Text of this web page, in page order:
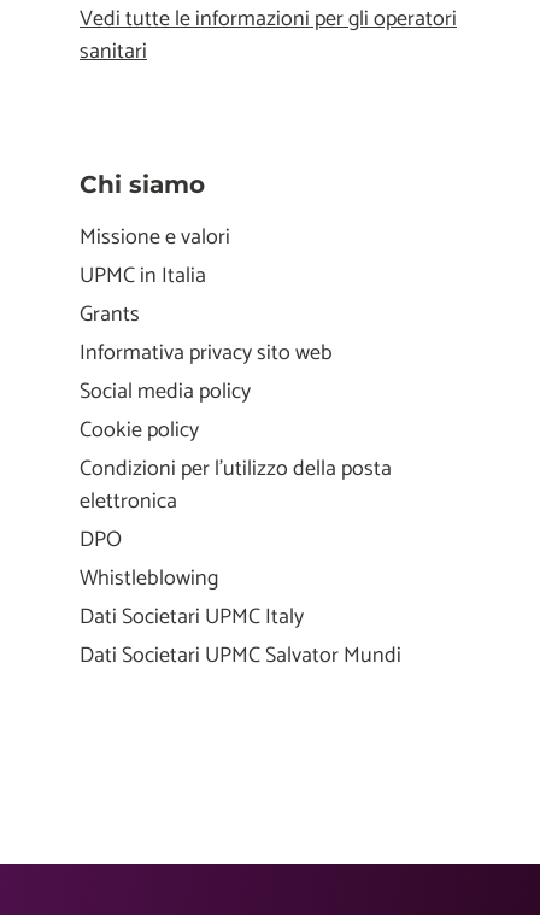
Vedi tutte le informazioni per gli operatori
sanitari
Chi siamo
Missione e valori
UPMC in Italia
Grants
Informativa privacy sito web
Social media policy
Cookie policy
Condizioni per l'utilizzo della posta
elettronica
DPO
Whistleblowing
Dati Societari UPMC Italy
Dati Societari UPMC Salvator Mundi